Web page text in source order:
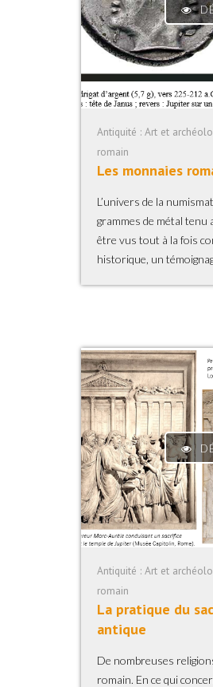
Antiquité : Art et
romain
Les monnaies
L’univers de la
grammes de métal tenu
être vus tout à la fois
historique, un
Antiquité : Art et
romain
La pratique du
antique
De nombreuses
romain. En ce qui